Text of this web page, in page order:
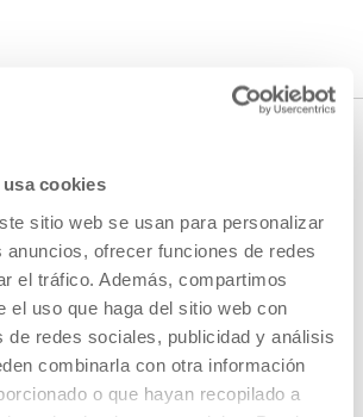
cookies
sitio web se usan para personalizar
anuncios, ofrecer funciones de redes
el tráfico. Además, compartimos
el uso que haga del sitio web con
de redes sociales, publicidad y análisis
combinarla con otra información
o que hayan recopilado a
QUE TE